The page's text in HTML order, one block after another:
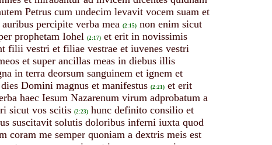
Petrus cum undecim levavit vocem suam et
percipite verba mea (2:15) non enim sicut
prophetam Iohel (2:17) et erit in novissimis
filii vestri et filiae vestrae et iuvenes vestri
et super ancillas meas in diebus illis
in terra deorsum sanguinem et ignem et
Domini magnus et manifestus (2:21) et erit
haec Iesum Nazarenum virum adprobatum a
sicut vos scitis (2:23) hunc definito consilio et
suscitavit solutis doloribus inferni iuxta quod
me semper quoniam a dextris meis est